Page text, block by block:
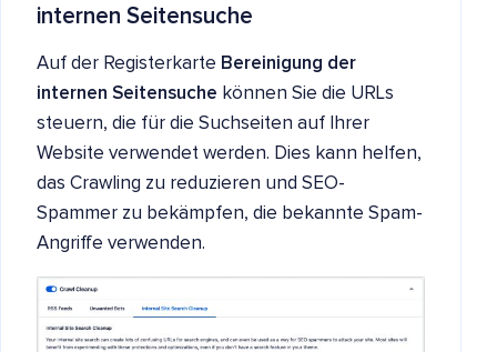
internen Seitensuche
Auf der Registerkarte Bereinigung der
internen Seitensuche können Sie die URLs
steuern, die für die Suchseiten auf Ihrer
Website verwendet werden. Dies kann helfen,
das Crawling zu reduzieren und SEO-
Spammer zu bekämpfen, die bekannte Spam-
Angriffe verwenden.